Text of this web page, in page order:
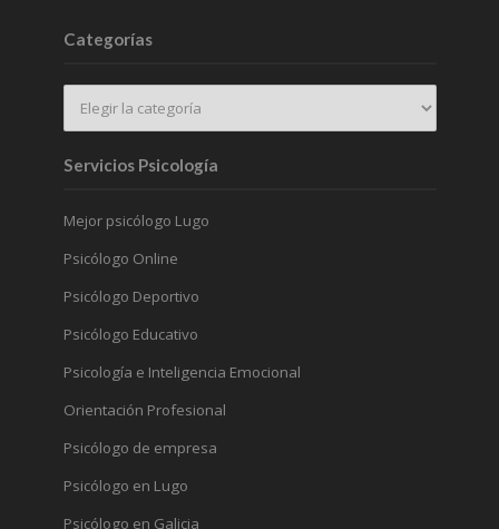
Categorías
Servicios Psicología
Mejor psicólogo Lugo
Psicólogo Online
Psicólogo Deportivo
Psicólogo Educativo
Psicología e Inteligencia Emocional
Orientación Profesional
Psicólogo de empresa
Psicólogo en Lugo
Psicólogo en Galicia